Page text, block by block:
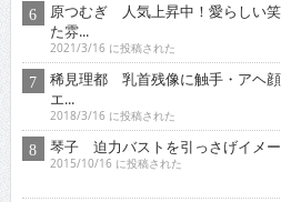
原つむぎ 人気上昇中！愛らしい
た雰...
2021/3/16 に投稿された
稀見理都 乳首残像に触手・アヘ
エ...
2018/3/16 に投稿された
琴子 迫力バストを引っさげイメー
2015/10/16 に投稿された